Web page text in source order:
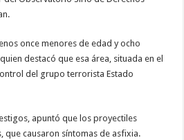
once menores de edad y ocho
destacó que esa área, situada en el
del grupo terrorista Estado
apuntó que los proyectiles
que causaron síntomas de asfixia.